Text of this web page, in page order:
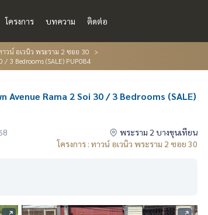
โครงการ บทความ ติดต่อ
าวน์ อเวนิว พระราม 2 ซอย 30
3 Bedrooms (SALE) PUP084
Rama 2 Soi 30 / 3 Bedrooms (SALE)
พระราม 2 บางขุนเทียน
โครงการ : ทาวน์ อเวนิว พระราม 2 ซอย 30